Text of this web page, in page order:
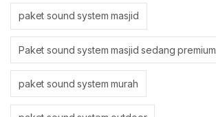
paket sound system masjid
Paket sound system masjid sedang premium
paket sound system murah